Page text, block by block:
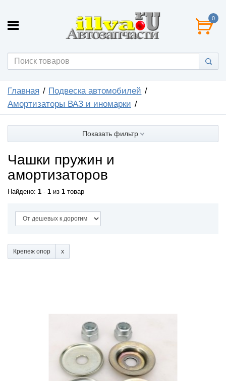
0
Главная
Подвеска автомобилей
Амортизаторы ВАЗ и иномарки
Показать фильтр
Чашки пружин и
амортизаторов
Найдено: 1 - 1 из 1 товар
Крепеж опор